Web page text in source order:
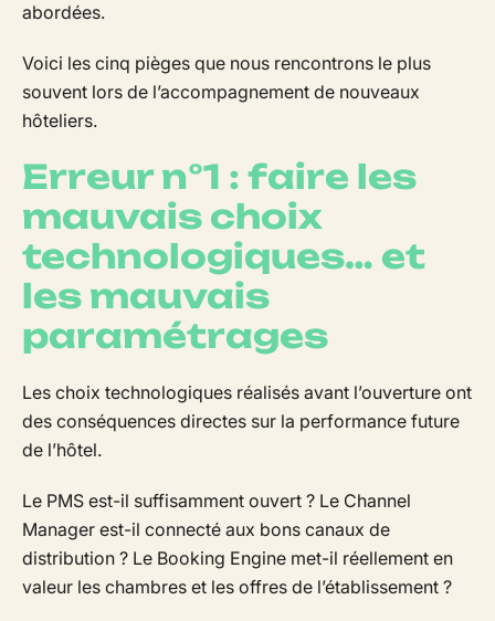
abordées.
Voici les cinq pièges que nous rencontrons le plus
souvent lors de l’accompagnement de nouveaux
hôteliers.
Erreur n°1 : faire les
mauvais choix
technologiques… et
les mauvais
paramétrages
Les choix technologiques réalisés avant l’ouverture ont
des conséquences directes sur la performance future
de l’hôtel.
Le PMS est-il suffisamment ouvert ? Le Channel
Manager est-il connecté aux bons canaux de
distribution ? Le Booking Engine met-il réellement en
valeur les chambres et les offres de l’établissement ?